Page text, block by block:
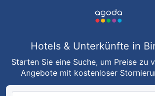
Hotels & Unterkünfte in
Starten Sie eine Suche, um Preise zu
Angebote mit kostenloser